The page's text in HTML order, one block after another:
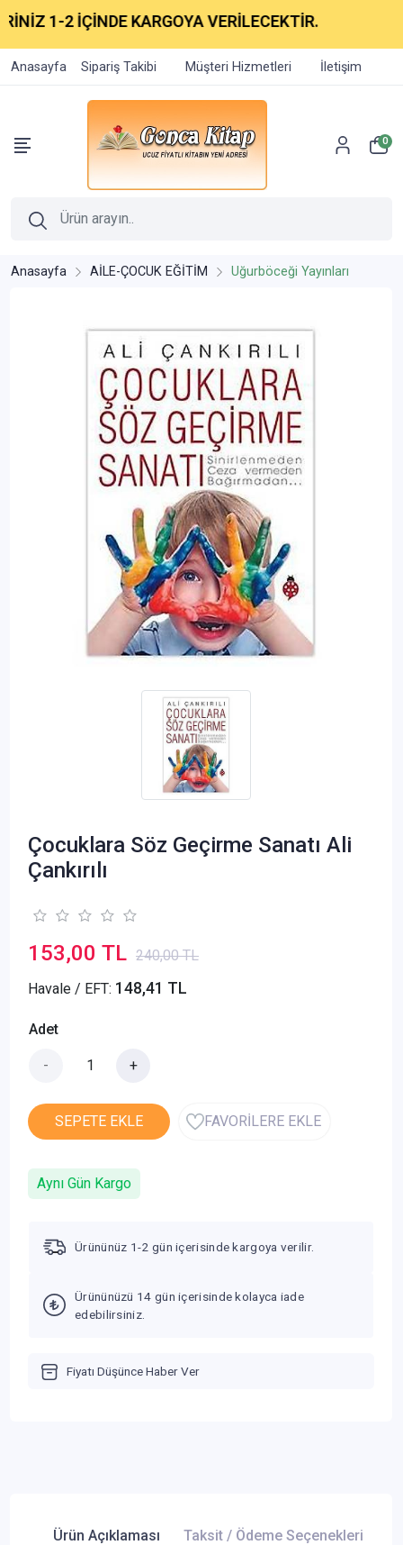
1-2 İÇİNDE KARGOYA VERİLECEKTİR.
Anasayfa Sipariş Takibi Müşteri Hizmetleri İletişim
0
Anasayfa AİLE-ÇOCUK EĞİTİM Uğurböceği Yayınları
Çocuklara Söz Geçirme Sanatı Ali
Çankırılı
153,00 TL 240,00 TL
Havale / EFT: 148,41 TL
Adet
- +
SEPETE EKLE FAVORİLERE EKLE
Aynı Gün Kargo
Ürününüz 1-2 gün içerisinde kargoya verilir.
Ürününüzü 14 gün içerisinde kolayca iade
edebilirsiniz.
Fiyatı Düşünce Haber Ver
Ürün Açıklaması Taksit / Ödeme Seçenekleri